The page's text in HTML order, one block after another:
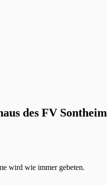
des FV Sontheim
wird wie immer gebeten.